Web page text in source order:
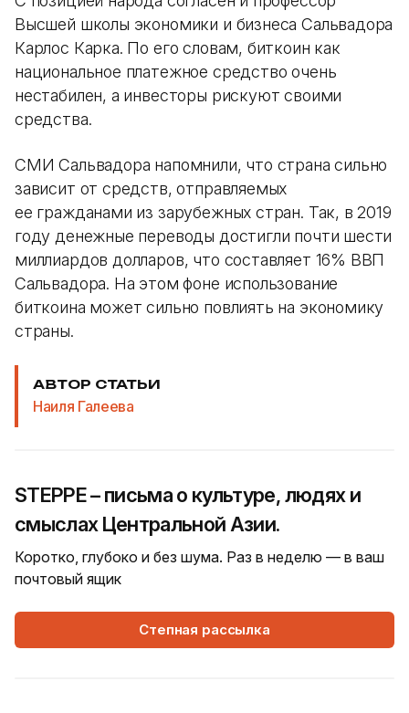
Высшей школы экономики и бизнеса Сальвадора
Карлос Карка. По его словам, биткоин как
национальное платежное средство очень
нестабилен, а инвесторы рискуют своими
средства.
СМИ Сальвадора напомнили, что страна сильно
зависит от средств, отправляемых
ее гражданами из зарубежных стран. Так, в 2019
году денежные переводы достигли почти шести
миллиардов долларов, что составляет 16% ВВП
Сальвадора. На этом фоне использование
биткоина может сильно повлиять на экономику
страны.
АВТОР СТАТЬИ
Наиля Галеева
STEPPE – письма о культуре, людях и
смыслах Центральной Азии.
Коротко, глубоко и без шума. Раз в неделю — в ваш
почтовый ящик
Степная рассылка